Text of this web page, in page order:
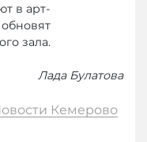
в арт-
обновят
зала.
Лада Булатова
Кемерово